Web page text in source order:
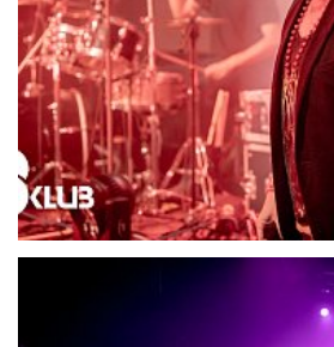
21711-DSC06614